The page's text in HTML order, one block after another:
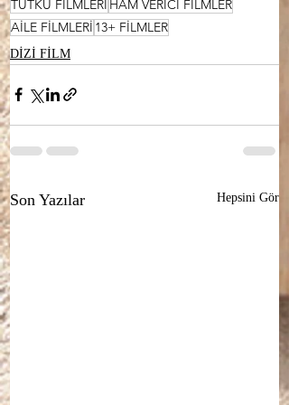
TUTKU FİLMLERİ HAM VERİCİ FİLMLER
AİLE FİLMLERİ 13+ FİLMLER
DİZİ FİLM
Son Yazılar Hepsini Gör